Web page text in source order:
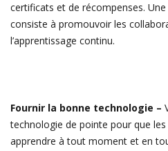
certificats et de récompenses.
consiste à promouvoir les
l’apprentissage continu.
Fournir la bonne technologie –
technologie de pointe pour que
apprendre à tout moment et en